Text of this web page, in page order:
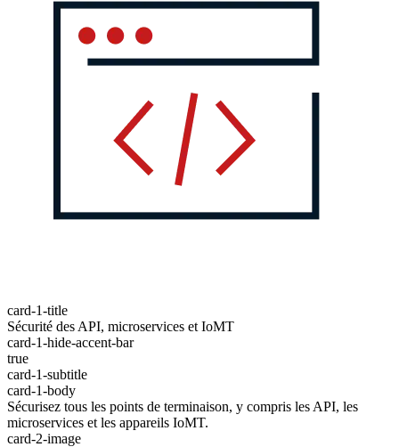
card-1-title
Sécurité des API, microservices et IoMT
card-1-hide-accent-bar
true
card-1-subtitle
card-1-body
Sécurisez tous les points de terminaison, y compris les API, les
microservices et les appareils IoMT.
card-2-image